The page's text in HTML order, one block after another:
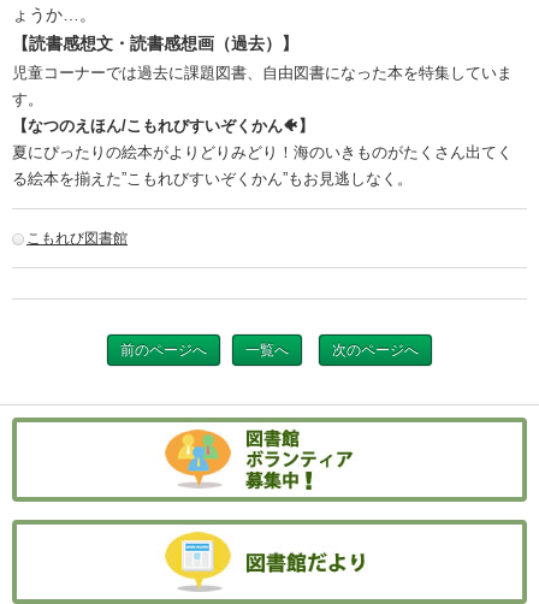
ょうか…。
【読書感想文・読書感想画（過去）】
児童コーナーでは過去に課題図書、自由図書になった本を特集していま
す。
【なつのえほん/こもれびすいぞくかん🐠】
夏にぴったりの絵本がよりどりみどり！海のいきものがたくさん出てく
る絵本を揃えた”こもれびすいぞくかん”もお見逃しなく。
こもれび図書館
前のページへ 一覧へ 次のページへ